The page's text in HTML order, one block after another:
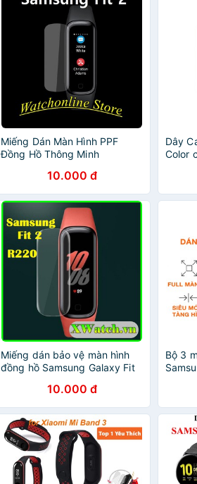
Miếng Dán Màn Hình PPF
Đồng Hồ Thông Minh
10.000 đ
Dây
Color
Miếng dán bảo vệ màn hình
đồng hồ Samsung Galaxy Fit
10.000 đ
Bộ 3
E